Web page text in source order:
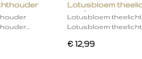
Lotusbloem
mocha
Lotusbloem
Lotusbloem
€ 12,99